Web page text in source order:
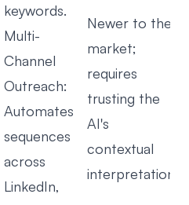
keywords.
Multi-
Channel
Outreach:
Automates
sequences
across
LinkedIn,
Newer to the
market;
requires
trusting the
AI's
contextual
interpretation.